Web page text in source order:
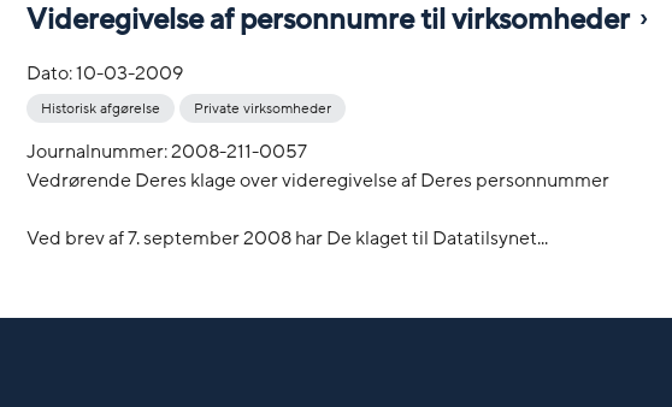
Videregivelse af personnumre til virksomheder
Dato:10-03-2009
Historisk afgørelse Private virksomheder
Journalnummer: 2008-211-0057
Vedrørende Deres klage over videregivelse af Deres personnummer
Ved brev af 7. september 2008 har De klaget til Datatilsynet...